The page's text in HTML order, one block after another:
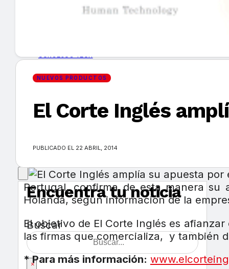
GUÍA DE COMPRA
MERCADOS Y TENDENCIAS
EVENTOS
Encuentra tu noticia
Buscar
×
NUEVOS PRODUCTOS
El Corte Inglés
PUBLICADO EL 22 ABRIL, 2014
Portugal, confirma de esta manera
Holanda, según información de la
El objetivo de El Corte Inglés es
las firmas que comercializa, y también
* Para más información: